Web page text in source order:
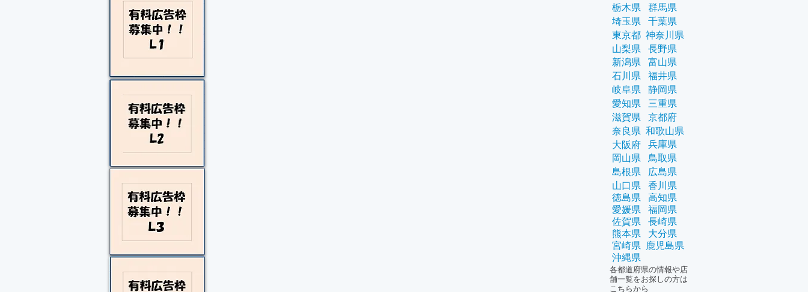
栃木県
埼玉県
東京都
山梨県
新潟県
石川県
岐阜県
愛知県
滋賀県
奈良県
岡山県
大阪府
島根県
山口県
徳島県
愛媛県
佐賀県
熊本県
宮崎県
沖縄県
群馬県
千葉県
神奈川県
富山県
長野県
福井県
静岡県
三重県
京都府
兵庫県
和歌山県
鳥取県
広島県
鹿児島県
大分県
長崎県
福岡県
高知県
香川県
各都道府県の情報や店
舗一覧をお探しの方は
こちらから